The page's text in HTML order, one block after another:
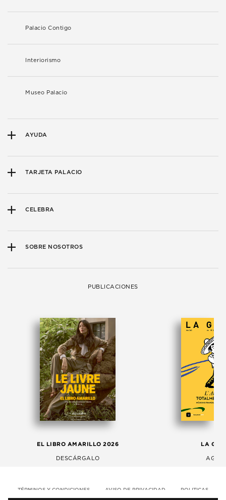
Palacio Contigo
Interiorismo
Museo Palacio
AYUDA
TARJETA PALACIO
CELEBRA
SOBRE NOSOTROS
PUBLICACIONES
EL LIBRO AMARILLO 2026
DESCÁRGALO
LA
TÉRMINOS Y CONDICIONES AVISO DE PRIVACIDAD POLITICAS